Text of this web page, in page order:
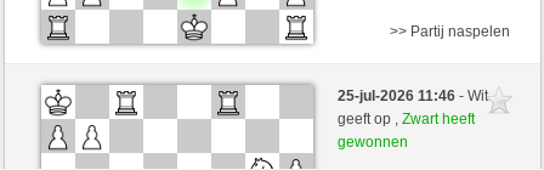
Zwart
Palaceastur (1554) (-8)
Wit
Simonio (1748) (+8)
Speelduur: 5 minutes/side + 3 seconds/move
>> Partij naspelen
25-jul-2026 11:46- Wit
geeft op ,Zwart heeft
gewonnen